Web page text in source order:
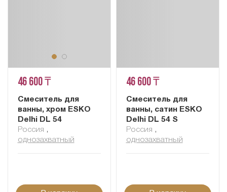
46 600 ₸
Смеситель для
ванны, хром ESKO
Delhi DL 54
Россия ,
однозахватный
46 600 ₸
Смеситель для
ванны, сатин ESKO
Delhi DL 54 S
Россия ,
однозахватный